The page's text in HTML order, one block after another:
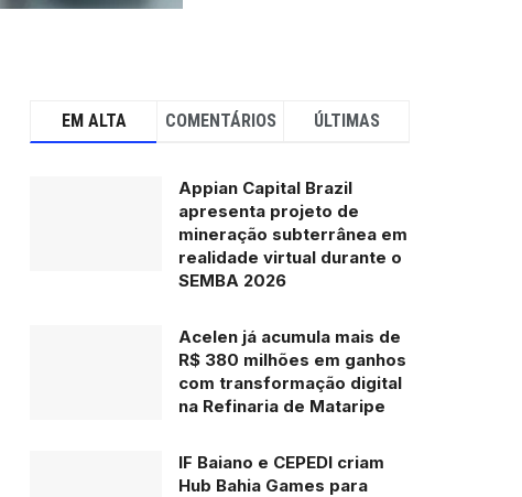
EM ALTA COMENTÁRIOS ÚLTIMAS
Appian Capital Brazil
apresenta projeto de
mineração subterrânea em
realidade virtual durante o
SEMBA 2026
Acelen já acumula mais de
R$ 380 milhões em ganhos
com transformação digital
na Refinaria de Mataripe
IF Baiano e CEPEDI criam
Hub Bahia Games para